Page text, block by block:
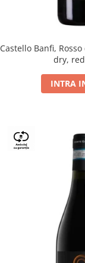
Castello Banfi,
dry,
INTRA